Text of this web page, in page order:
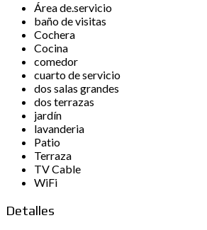
Área de.servicio
baño de visitas
Cochera
Cocina
comedor
cuarto de servicio
dos salas grandes
dos terrazas
jardín
lavanderia
Patio
Terraza
TV Cable
WiFi
Detalles